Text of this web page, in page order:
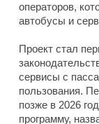
операторов,
автобусы и
Проект стал
сервисы с
пользования.
позже в 2026
программу,